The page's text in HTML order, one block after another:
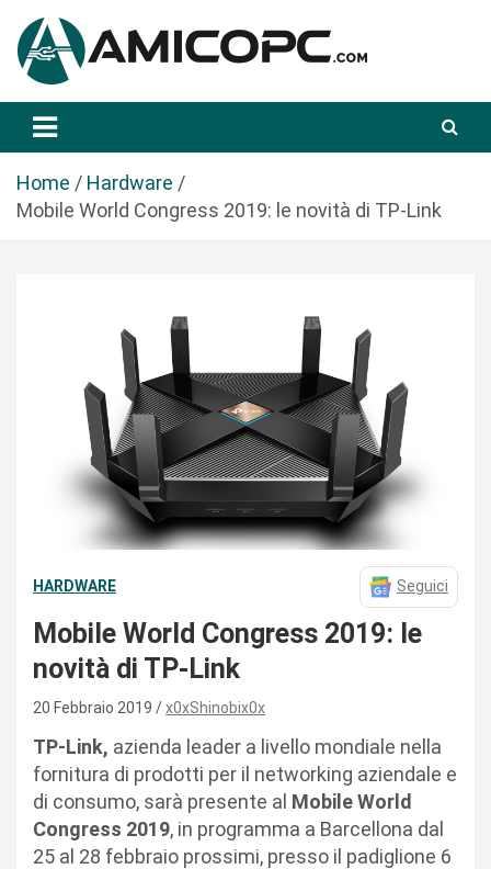
a
Amicopc.com
Home
Hardware
Mobile World Congress 2019: le novità di TP-Link
HARDWARE Seguici
Mobile World Congress 2019: le
novità di TP-Link
20 Febbraio 2019 x0xShinobix0x
TP-Link, azienda leader a livello mondiale nella
fornitura di prodotti per il networking aziendale e
di consumo, sarà presente al Mobile World
Congress 2019, in programma a Barcellona dal
25 al 28 febbraio prossimi, presso il padiglione 6